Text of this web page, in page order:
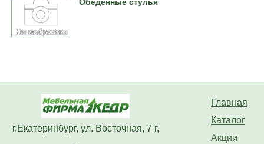
Главная
Каталог
Акции
г.Екатеринбург, ул. Восточная, 7 г,